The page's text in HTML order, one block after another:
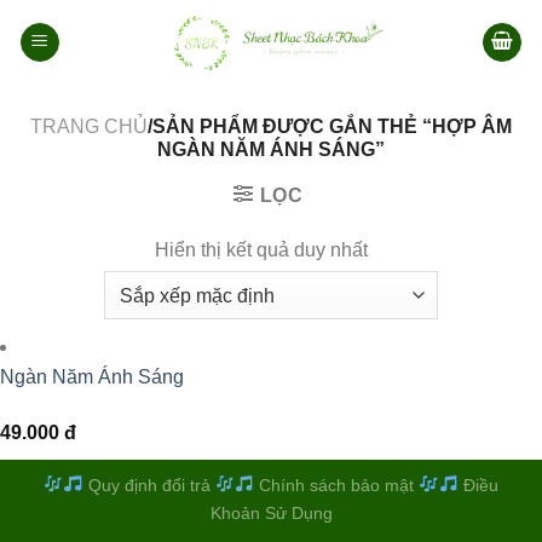
qua
TRANG CHỦ/SẢN PHẨM ĐƯỢC GẮN THẺ “HỢP ÂM
NGÀN NĂM ÁNH SÁNG”
LỌC
Hiển thị kết quả duy nhất
Ngàn Năm Ánh Sáng
49.000 đ
Quy định đổi trả Chính sách bảo mật
Điều
Khoản Sử Dụng